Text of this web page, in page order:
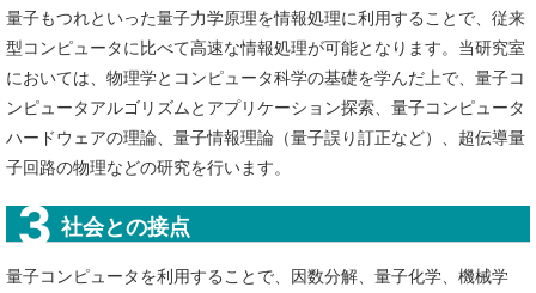
量子もつれといった量子力学原理を情報処理に利用することで、従来
型コンピュータに比べて高速な情報処理が可能となります。当研究室
においては、物理学とコンピュータ科学の基礎を学んだ上で、量子コ
ンピュータアルゴリズムとアプリケーション探索、量子コンピュータ
ハードウェアの理論、量子情報理論（量子誤り訂正など）、超伝導量
子回路の物理などの研究を行います。
社会との接点
量子コンピュータを利用することで、因数分解、量子化学、機械学